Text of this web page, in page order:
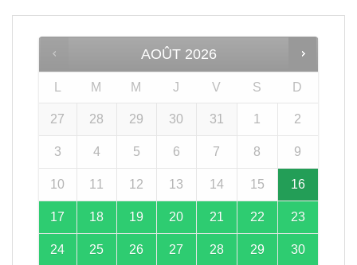
AOÛT 2026
M M J V S D
27 28 29 30 31 1 2
3 4 5 6 7 8 9
10 11 12 13 14 15 16
17 18 19 20 21 22 23
24 25 26 27 28 29 30